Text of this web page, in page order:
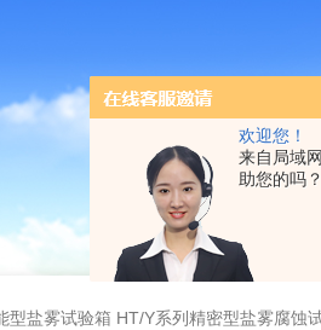
欢迎您！
来自局域
助您的吗？
型盐雾试验箱 HT/Y系列精密型盐雾腐蚀